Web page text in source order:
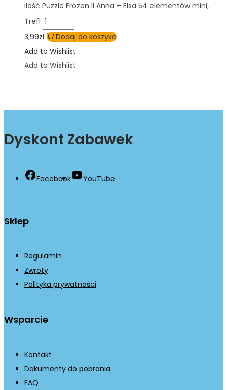
ilość Puzzle Frozen II Anna + Elsa 54 elementów mini,
Trefl
3,99zł
Dodaj do koszyka
Add to Wishlist
Add to Wishlist
Dyskont Zabawek
Facebook YouTube
Sklep
Regulamin
Zwroty
Polityka prywatności
Wsparcie
Kontakt
Dokumenty do pobrania
FAQ